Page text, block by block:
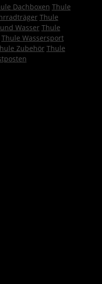
Dachboxen Thule
Thule
Wasser Thule
Thule Wassersport
Zubehör Thule